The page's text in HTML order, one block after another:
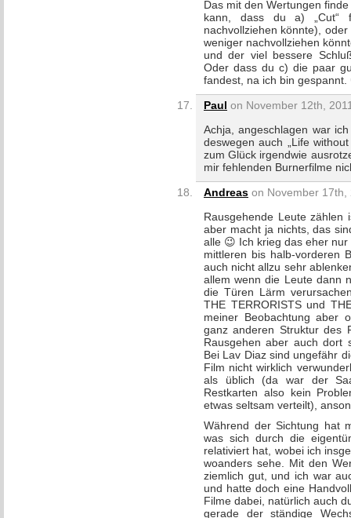
Das mit den Wertungen
kann, dass du a) „Cut“
nachvollziehen könnte),
weniger nachvollziehen
und der viel bessere
Oder dass du c) die paar
fandest, na ich bin gespannt.
Paul on November 12th,
Achja, angeschlagen war
deswegen auch „Life
zum Glück irgendwie
mir fehlenden Burnerfilme
Andreas on November 17th,
Rausgehende Leute zählen
aber macht ja nichts, das
alle 😉 Ich krieg das eher
mittleren bis halb-vorderen
auch nicht allzu sehr
allem wenn die Leute dann
die Türen Lärm
THE TERRORISTS und
meiner Beobachtung aber
ganz anderen Struktur des
Rausgehen aber auch dort
Bei Lav Diaz sind ungefähr
Film nicht wirklich
als üblich (da war der
Restkarten also kein
etwas seltsam verteilt),
Während der Sichtung hat
was sich durch die
relativiert hat, wobei ich
woanders sehe. Mit den
ziemlich gut, und ich war
und hatte doch eine
Filme dabei, natürlich auch
gerade der ständige